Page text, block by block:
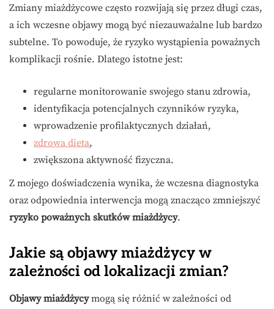
Zmiany miażdżycowe często rozwijają się przez długi czas,
a ich wczesne objawy mogą być niezauważalne lub bardzo
subtelne. To powoduje, że ryzyko wystąpienia poważnych
komplikacji rośnie. Dlatego istotne jest:
regularne monitorowanie swojego stanu zdrowia,
identyfikacja potencjalnych czynników ryzyka,
wprowadzenie profilaktycznych działań,
zdrowa dieta,
zwiększona aktywność fizyczna.
Z mojego doświadczenia wynika, że wczesna diagnostyka
oraz odpowiednia interwencja mogą znacząco zmniejszyć
ryzyko poważnych skutków miażdżycy.
Jakie są objawy miażdżycy w
zależności od lokalizacji zmian?
Objawy miażdżycymogą się różnić w zależności od